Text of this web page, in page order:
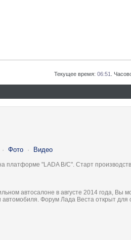
Текущее время: 06:51 .
· Фото · Видео
"LADA B/C". Старт
автосалоне в августе 2014 года, Вы
автомобиля. Форум Лада Веста открыт